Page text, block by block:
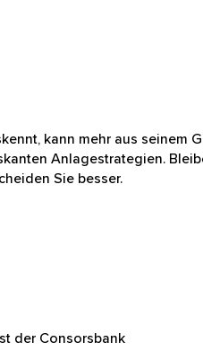
notwendige Cookies
kann mehr aus
zu riskanten
informiert entscheiden
der Consorsbank